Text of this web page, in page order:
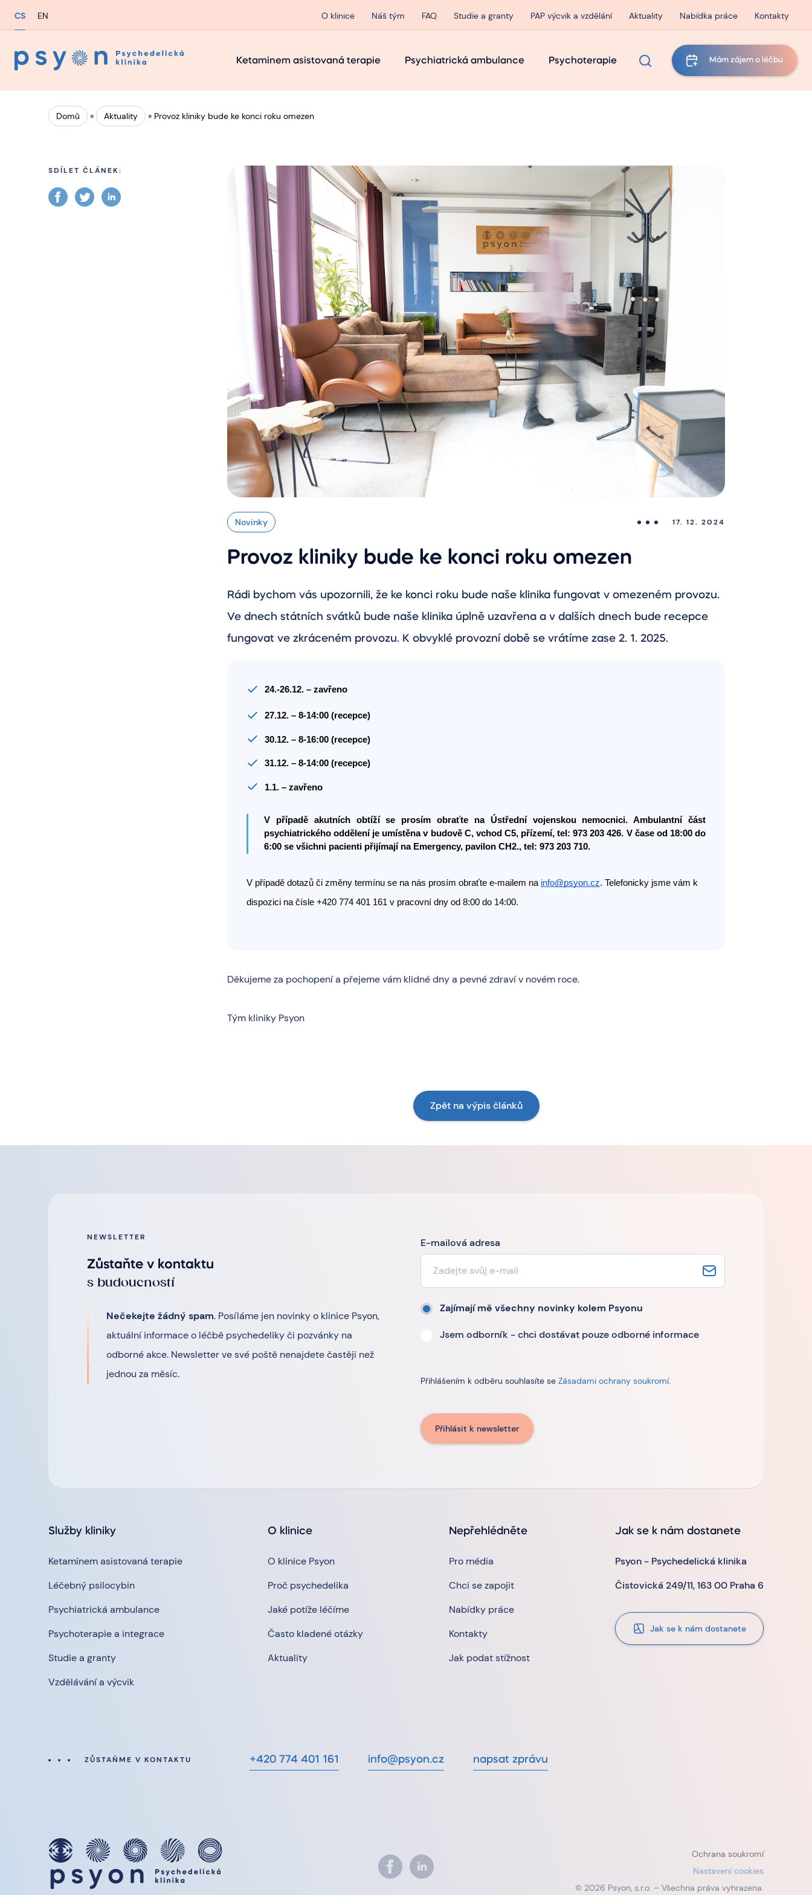
CS EN O klinice Náš tým FAQ Studie a granty PAP výcvik a vzdělání Aktuality Nabídka práce Kontakty
Ketaminem asistovaná terapie Psychiatrická ambulance Psychoterapie Mám zájem o léčbu
Domů » Aktuality » Provoz kliniky bude ke konci roku omezen
SDÍLET ČLÁNEK:
Novinky 17. 12. 2024
Provoz kliniky bude ke konci roku omezen
Rádi bychom vás upozornili, že ke konci roku bude naše klinika fungovat v omezeném provozu.
Ve dnech státních svátků bude naše klinika úplně uzavřena a v dalších dnech bude recepce
fungovat ve zkráceném provozu. K obvyklé provozní době se vrátíme zase 2. 1. 2025.
24.-26.12. – zavřeno
27.12. – 8-14:00 (recepce)
30.12. – 8-16:00 (recepce)
31.12. – 8-14:00 (recepce)
1.1. – zavřeno
V případě akutních obtíží se prosím obraťte na Ústřední vojenskou nemocnici. Ambulantní část
psychiatrického oddělení je umístěna v budově C, vchod C5, přízemí, tel: 973 203 426. V čase od 18:00 do
6:00 se všichni pacienti přijímají na Emergency, pavilon CH2., tel: 973 203 710.
V případě dotazů či změny termínu se na nás prosím obraťte e-mailem na info@psyon.cz. Telefonicky jsme vám k
dispozici na čísle +420 774 401 161 v pracovní dny od 8:00 do 14:00.
Děkujeme za pochopení a přejeme vám klidné dny a pevné zdraví v novém roce.
Tým kliniky Psyon
Zpět na výpis článků
NEWSLETTER
Zůstaňte v kontaktu
s budoucností
Nečekejte žádný spam. Posíláme jen novinky o klinice Psyon,
aktuální informace o léčbě psychedeliky či pozvánky na
odborné akce. Newsletter ve své poště nenajdete častěji než
jednou za měsíc.
E-mailová adresa
Zajímají mě všechny novinky kolem Psyonu
Jsem odborník - chci dostávat pouze odborné informace
Přihlášením k odběru souhlasíte se Zásadami ochrany soukromí.
Přihlásit k newsletter
Služby kliniky
Ketaminem asistovaná terapie
Léčebný psilocybin
Psychiatrická ambulance
Psychoterapie a integrace
Studie a granty
Vzdělávání a výcvik
O klinice
O klinice Psyon
Proč psychedelika
Jaké potíže léčíme
Často kladené otázky
Aktuality
Nepřehlédněte
Pro média
Chci se zapojit
Nabídky práce
Kontakty
Jak podat stížnost
Jak se k nám dostanete
Psyon - Psychedelická klinika
Čistovická 249/11, 163 00 Praha 6
Jak se k nám dostanete
ZŮSTAŇME V KONTAKTU +420 774 401 161 info@psyon.cz napsat zprávu
Ochrana soukromí
Nastavení cookies
© 2026 Psyon, s.r.o. – Všechna práva vyhrazena.